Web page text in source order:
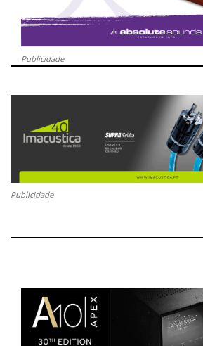
Publicidade
Publicidade